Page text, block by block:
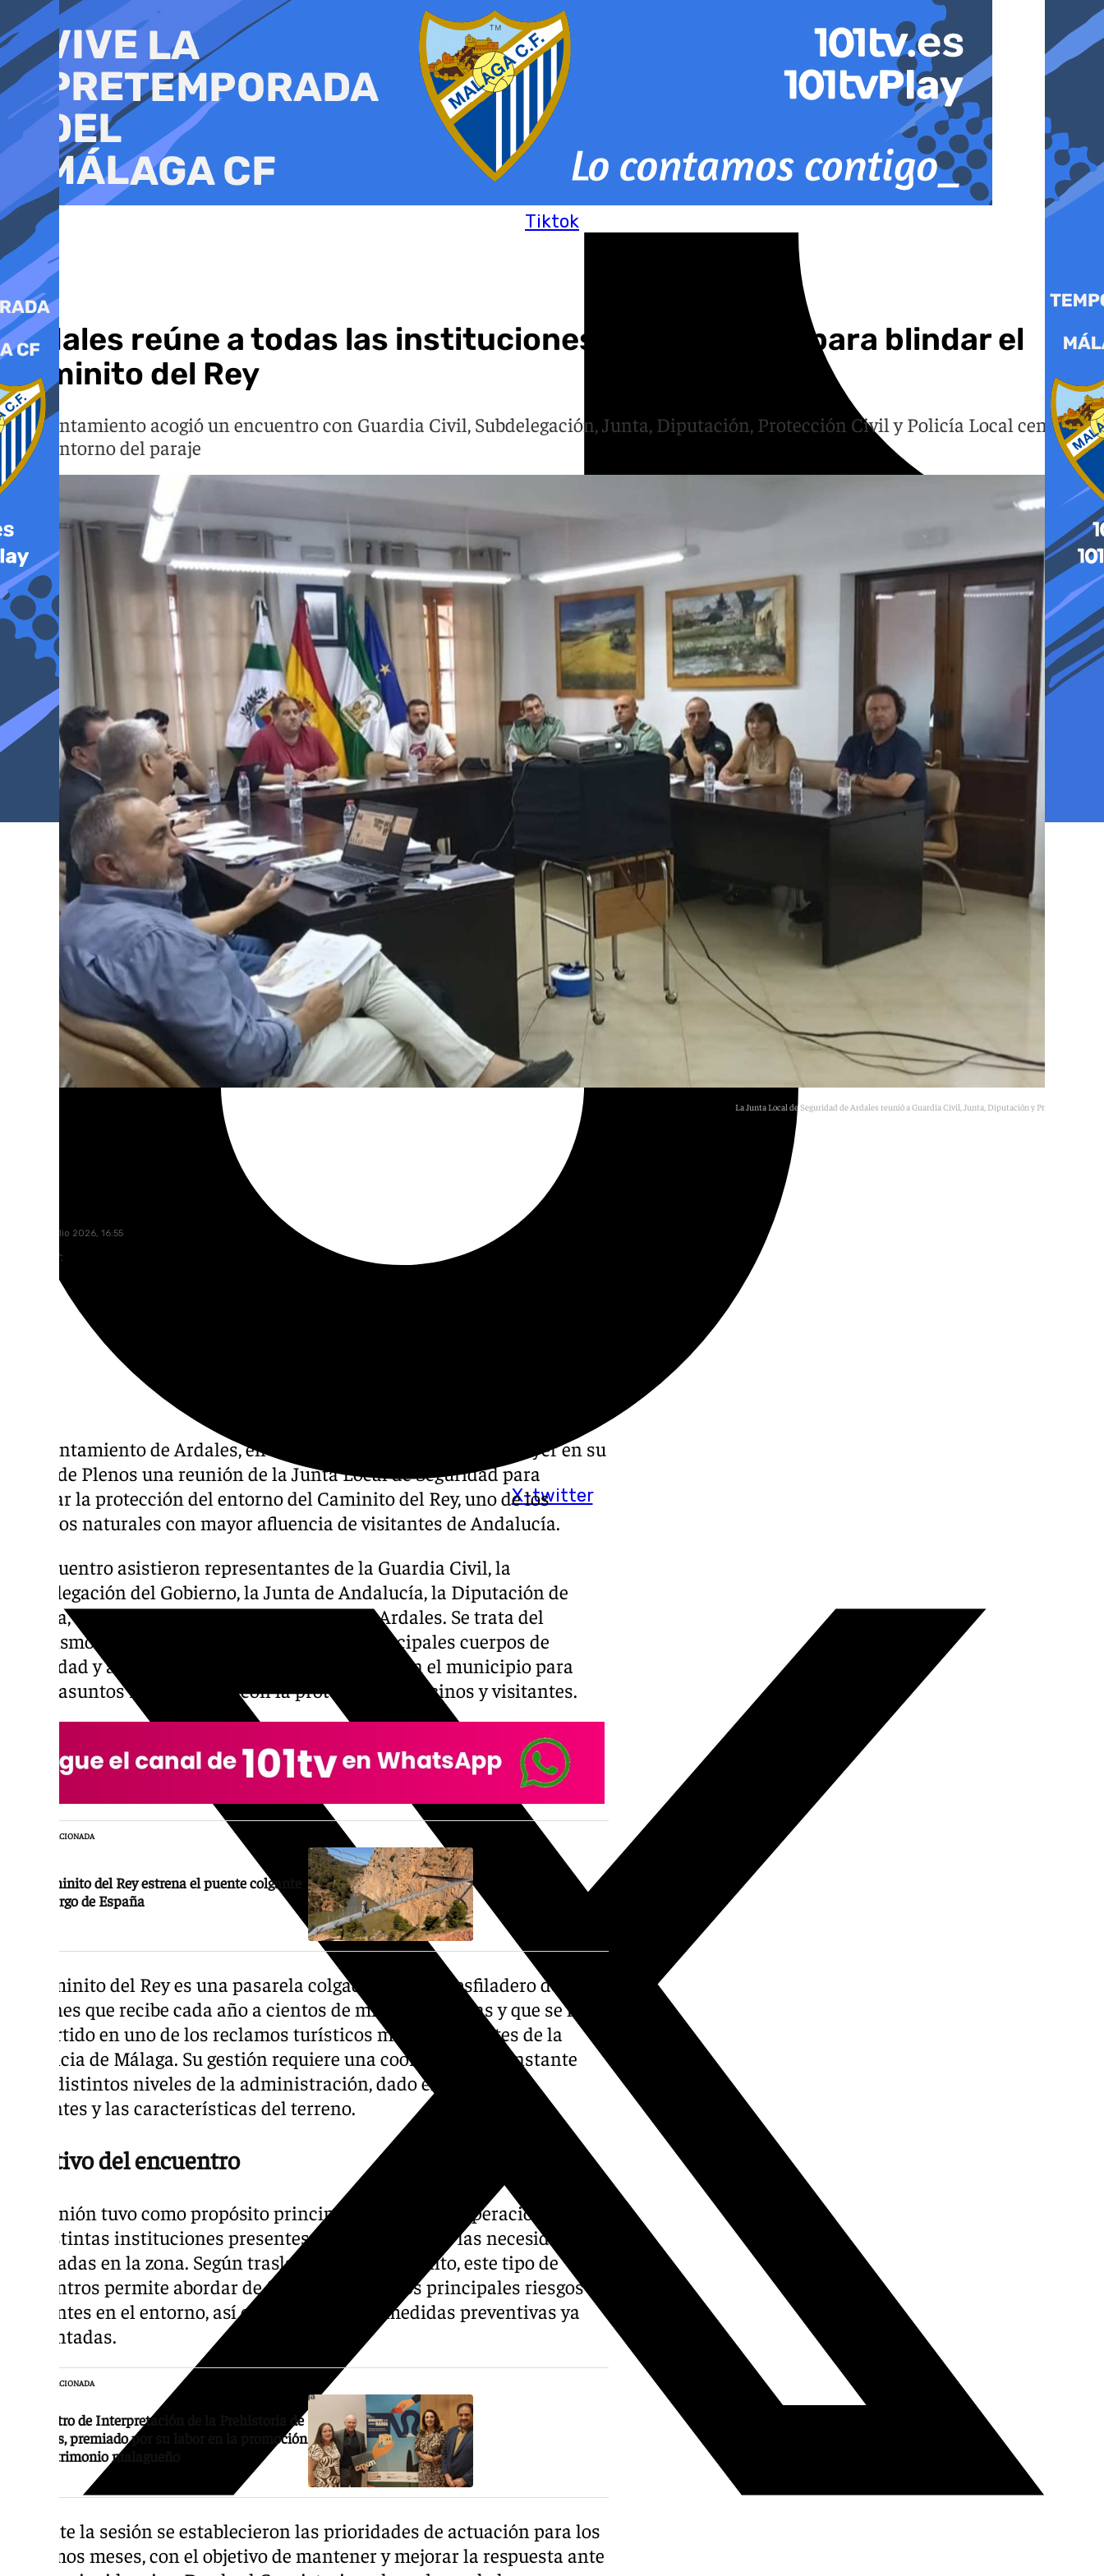
al
contenido
Tiktok
X-twitter
Ardales reúne a todas las instituciones de seguridad para blindar el
Caminito del Rey
El Ayuntamiento acogió un encuentro con Guardia Civil, Subdelegación, Junta, Diputación, Protección Civil y Policía Local centrado
en el entorno del paraje
La Junta Local de Seguridad de Ardales reunió a Guardia Civil, Junta, Diputación y Protección Civil.
viernes, 3 julio 2026, 16:55
Compartir:
El Ayuntamiento de Ardales, en la provincia de Málaga, acogió ayer en su
Salón de Plenos una reunión de la Junta Local de Seguridad para
abordar la protección del entorno del Caminito del Rey, uno de los
espacios naturales con mayor afluencia de visitantes de Andalucía.
Al encuentro asistieron representantes de la Guardia Civil, la
Subdelegación del Gobierno, la Junta de Andalucía, la Diputación de
Málaga, Protección Civil y la Policía Local de Ardales. Se trata del
organismo que reúne periódicamente a los principales cuerpos de
seguridad y administraciones con competencia en el municipio para
tratar asuntos relacionados con la protección de vecinos y visitantes.
NOTICIA RELACIONADA
El Caminito del Rey estrena el puente colgante
más largo de España
El Caminito del Rey es una pasarela colgada sobre el desfiladero de los
Gaitanes que recibe cada año a cientos de miles de turistas y que se ha
convertido en uno de los reclamos turísticos más importantes de la
provincia de Málaga. Su gestión requiere una coordinación constante
entre distintos niveles de la administración, dado el volumen de
visitantes y las características del terreno.
Objetivo del encuentro
La reunión tuvo como propósito principal reforzar la cooperación entre
las distintas instituciones presentes y dar respuesta a las necesidades
detectadas en la zona. Según trasladó el Ayuntamiento, este tipo de
encuentros permite abordar de forma conjunta los principales riesgos
existentes en el entorno, así como evaluar las medidas preventivas ya
implantadas.
NOTICIA RELACIONADA
El Centro de Interpretación de la Prehistoria de
Ardales, premiado por su labor en la promoción
del patrimonio malagueño
Durante la sesión se establecieron las prioridades de actuación para los
próximos meses, con el objetivo de mantener y mejorar la respuesta ante